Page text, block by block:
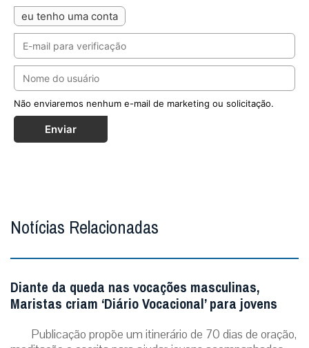
eu tenho uma conta
Não enviaremos nenhum e-mail de marketing ou solicitação.
Enviar
Notícias Relacionadas
Diante da queda nas vocações masculinas,
Maristas criam ‘Diário Vocacional’ para jovens
Publicação propõe um itinerário de 70 dias de oração,